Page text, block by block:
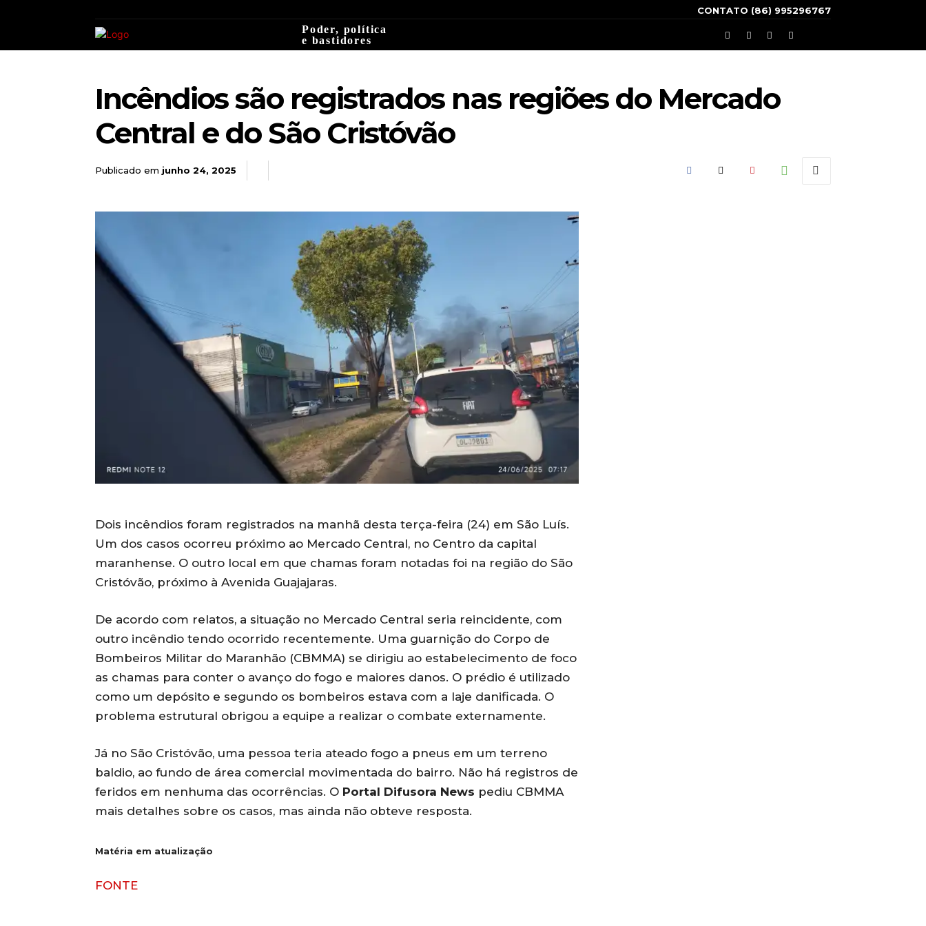
CONTATO (86) 995296767
Poder, política
e bastidores
Incêndios são registrados nas regiões do Mercado
Central e do São Cristóvão
Publicado em junho 24, 2025
Dois incêndios foram registrados na manhã desta terça-feira (24) em São Luís.
Um dos casos ocorreu próximo ao Mercado Central, no Centro da capital
maranhense. O outro local em que chamas foram notadas foi na região do São
Cristóvão, próximo à Avenida Guajajaras.
De acordo com relatos, a situação no Mercado Central seria reincidente, com
outro incêndio tendo ocorrido recentemente. Uma guarnição do Corpo de
Bombeiros Militar do Maranhão (CBMMA) se dirigiu ao estabelecimento de foco
as chamas para conter o avanço do fogo e maiores danos. O prédio é utilizado
como um depósito e segundo os bombeiros estava com a laje danificada. O
problema estrutural obrigou a equipe a realizar o combate externamente.
Já no São Cristóvão, uma pessoa teria ateado fogo a pneus em um terreno
baldio, ao fundo de área comercial movimentada do bairro. Não há registros de
feridos em nenhuma das ocorrências. O Portal Difusora News pediu CBMMA
mais detalhes sobre os casos, mas ainda não obteve resposta.
Matéria em atualização
FONTE